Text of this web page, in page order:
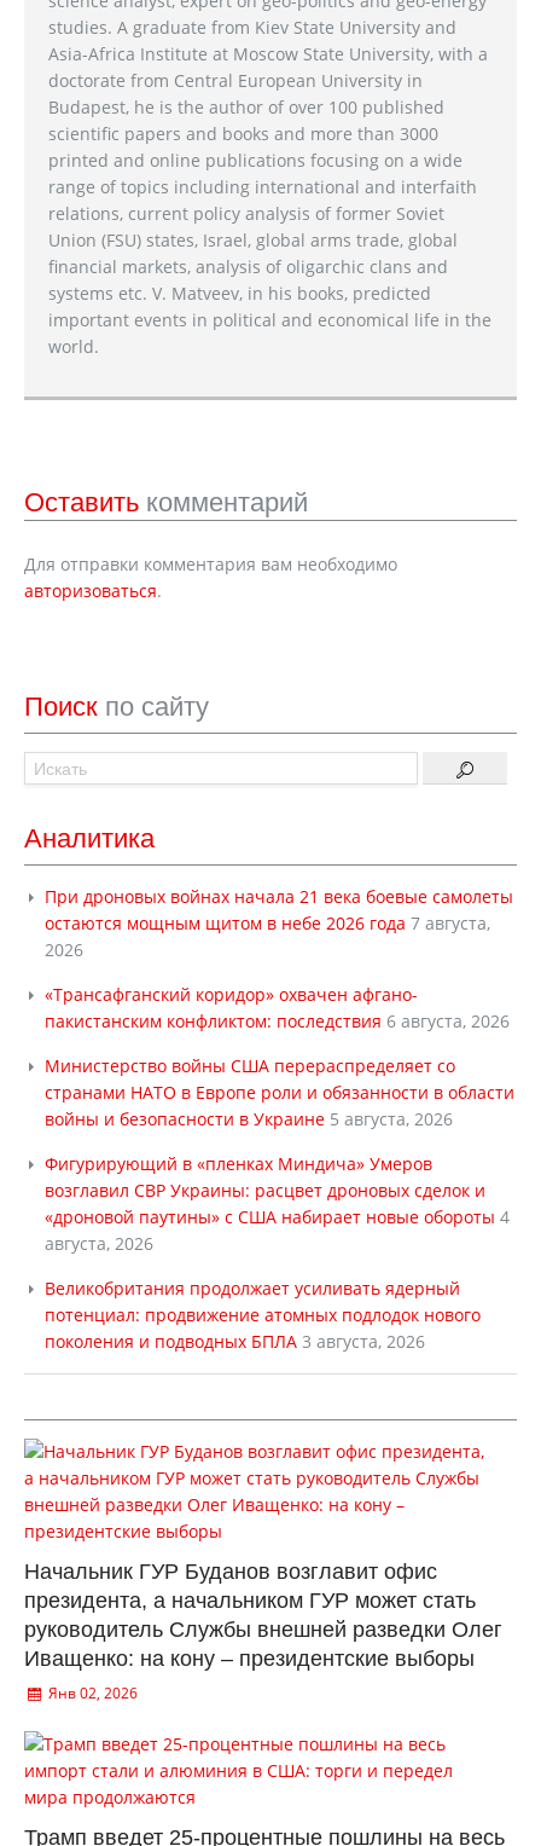
studies. A graduate from Kiev State University and
Asia-Africa Institute at Moscow State University, with a
doctorate from Central European University in
Budapest, he is the author of over 100 published
scientific papers and books and more than 3000
printed and online publications focusing on a wide
range of topics including international and interfaith
relations, current policy analysis of former Soviet
Union (FSU) states, Israel, global arms trade, global
financial markets, analysis of oligarchic clans and
systems etc. V. Matveev, in his books, predicted
important events in political and economical life in the
world.
Оставить комментарий
Для отправки комментария вам необходимо
авторизоваться.
Поиск по сайту
Аналитика
При дроновых войнах начала 21 века боевые самолеты
остаются мощным щитом в небе 2026 года 7 августа,
2026
«Трансафганский коридор» охвачен афгано-
пакистанским конфликтом: последствия 6 августа, 2026
Министерство войны США перераспределяет со
странами НАТО в Европе роли и обязанности в области
войны и безопасности в Украине 5 августа, 2026
Фигурирующий в «пленках Миндича» Умеров
возглавил СВР Украины: расцвет дроновых сделок и
«дроновой паутины» с США набирает новые обороты 4
августа, 2026
Великобритания продолжает усиливать ядерный
потенциал: продвижение атомных подлодок нового
поколения и подводных БПЛА 3 августа, 2026
Начальник ГУР Буданов возглавит офис
президента, а начальником ГУР может стать
руководитель Службы внешней разведки Олег
Иващенко: на кону – президентские выборы
Янв 02, 2026
Трамп введет 25-процентные пошлины на весь